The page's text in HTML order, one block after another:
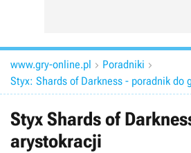
www.gry-online.pl  Poradniki 
Styx: Shards of Darkness - poradnik do
Styx Shards of
arystokracji